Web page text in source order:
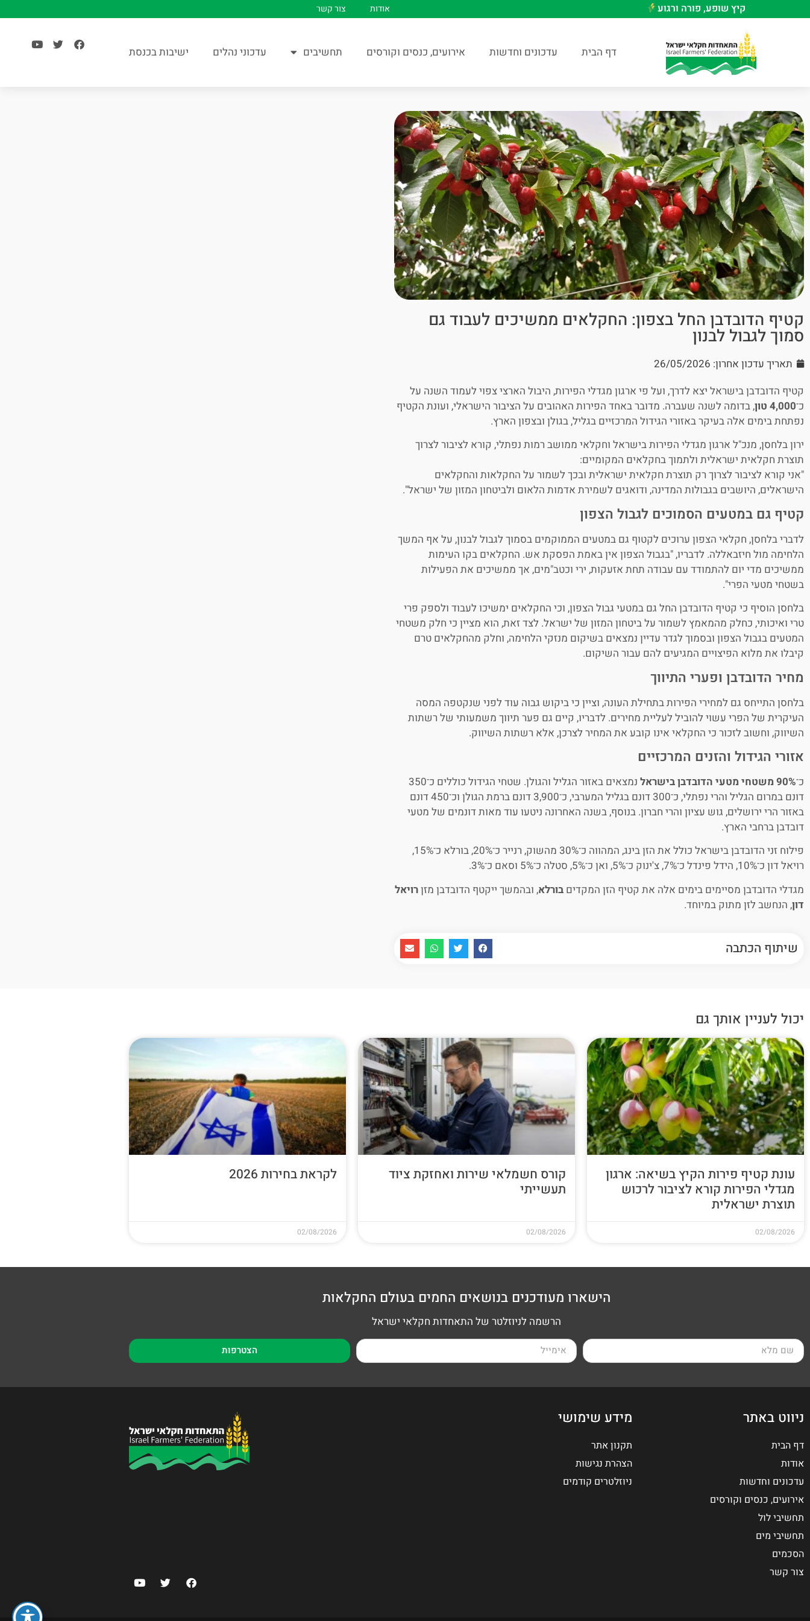
קיץ שופע, פורה ורגוע אודות צור קשר
דף הבית עדכונים וחדשות אירועים, כנסים וקורסים תחשיבים עדכוני נהלים ישיבות בכנסת
קטיף הדובדבן החל בצפון: החקלאים ממשיכים לעבוד גם
סמוך לגבול לבנון
תאריך עדכון אחרון: 26/05/2026
קטיף הדובדבן בישראל יצא לדרך, ועל פי ארגון מגדלי הפירות, היבול הארצי צפוי לעמוד השנה על
כ־4,000 טון
, בדומה לשנה שעברה. מדובר באחד הפירות האהובים על הציבור הישראלי, ועונת הקטיף
נפתחת בימים אלה בעיקר באזורי הגידול המרכזיים בגליל, בגולן ובצפון הארץ.
ירון בלחסן, מנכ"ל ארגון מגדלי הפירות בישראל וחקלאי ממושב רמות נפתלי, קורא לציבור לצרוך
תוצרת חקלאית ישראלית ולתמוך בחקלאים המקומיים:
"אני קורא לציבור לצרוך רק תוצרת חקלאית ישראלית ובכך לשמור על החקלאות והחקלאים
הישראלים, היושבים בגבולות המדינה, ודואגים לשמירת אדמות הלאום ולביטחון המזון של ישראל".
קטיף גם במטעים הסמוכים לגבול הצפון
לדברי בלחסן, חקלאי הצפון ערוכים לקטוף גם במטעים הממוקמים בסמוך לגבול לבנון, על אף המשך
הלחימה מול חיזבאללה. לדבריו, "בגבול הצפון אין באמת הפסקת אש. החקלאים בקו העימות
ממשיכים מדי יום להתמודד עם עבודה תחת אזעקות, ירי וכטב"מים, אך ממשיכים את הפעילות
בשטחי מטעי הפרי".
בלחסן הוסיף כי קטיף הדובדבן החל גם במטעי גבול הצפון, וכי החקלאים ימשיכו לעבוד ולספק פרי
טרי ואיכותי, כחלק מהמאמץ לשמור על ביטחון המזון של ישראל. לצד זאת, הוא מציין כי חלק משטחי
המטעים בגבול הצפון ובסמוך לגדר עדיין נמצאים בשיקום מנזקי הלחימה, וחלק מהחקלאים טרם
קיבלו את מלוא הפיצויים המגיעים להם עבור השיקום.
מחיר הדובדבן ופערי התיווך
בלחסן התייחס גם למחירי הפירות בתחילת העונה, וציין כי ביקוש גבוה עוד לפני שנקטפה המסה
העיקרית של הפרי עשוי להוביל לעליית מחירים. לדבריו, קיים גם פער תיווך משמעותי של רשתות
השיווק, וחשוב לזכור כי החקלאי אינו קובע את המחיר לצרכן, אלא רשתות השיווק.
אזורי הגידול והזנים המרכזיים
כ־90% משטחי מטעי הדובדבן בישראל
נמצאים באזור הגליל והגולן. שטחי הגידול כוללים כ־350
דונם במרום הגליל והרי נפתלי, כ־300 דונם בגליל המערבי, כ־3,900 דונם ברמת הגולן וכ־450 דונם
באזור הרי ירושלים, גוש עציון והרי חברון. בנוסף, בשנה האחרונה ניטעו עוד מאות דונמים של מטעי
דובדבן ברחבי הארץ.
פילוח זני הדובדבן בישראל כולל את הזן בינג, המהווה כ־30% מהשוק, רנייר כ־20%, בורלא כ־15%,
רויאל דון כ־10%, הידל פינדל כ־7%, צ'ינוק כ־5%, ואן כ־5%, סטלה כ־5% וסאם כ־3%.
מגדלי הדובדבן מסיימים בימים אלה את קטיף הזן המקדים בורלא, ובהמשך ייקטף הדובדבן מזןרויאל
דון, הנחשב לזן מתוק במיוחד.
שיתוף הכתבה
יכול לעניין אותך גם
עונת קטיף פירות הקיץ בשיאה: ארגון
מגדלי הפירות קורא לציבור לרכוש
תוצרת ישראלית
02/08/2026
קורס חשמלאי שירות ואחזקת ציוד
תעשייתי
02/08/2026
לקראת בחירות 2026
02/08/2026
הישארו מעודכנים בנושאים החמים בעולם החקלאות
הרשמה לניוזלטר של התאחדות חקלאי ישראל
הצטרפות
ניווט באתר
דף הבית
אודות
עדכונים וחדשות
אירועים, כנסים וקורסים
תחשיבי לול
תחשיבי מים
הסכמים
צור קשר
מידע שימושי
תקנון אתר
הצהרת נגישות
ניוזלטרים קודמים